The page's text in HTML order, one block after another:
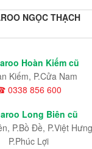
NGỌC THẠCH
Hoàn Kiếm cũ
Kiếm, P.Cửa Nam
0338 856 600
Long Biên cũ
P.Bồ Đề, P.Việt
P.Phúc Lợi